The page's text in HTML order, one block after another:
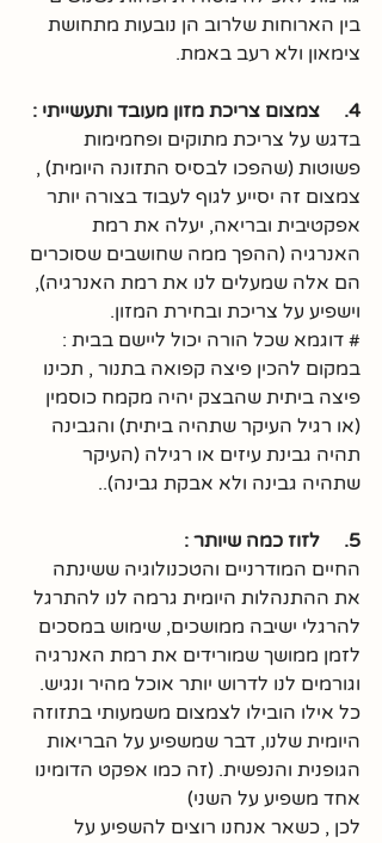
בין הארוחות שלרוב הן נובעות מתחושת
צימאון ולא רעב באמת.
4.     צמצום צריכת מזון מעובד ותעשייתי :
בדגש על צריכת מתוקים ופחמימות
פשוטות (שהפכו לבסיס התזונה היומית) ,
צמצום זה יסייע לגוף לעבוד בצורה יותר
אפקטיבית ובריאה, יעלה את רמת
האנרגיה (ההפך ממה שחושבים שסוכרים
הם אלה שמעלים לנו את רמת האנרגיה),
וישפיע על צריכת ובחירת המזון.
# דוגמא שכל הורה יכול ליישם בבית :
במקום להכין פיצה קפואה בתנור , תכינו
פיצה ביתית שהבצק יהיה מקמח כוסמין
(או רגיל העיקר שתהיה ביתית) והגבינה
תהיה גבינת עיזים או רגילה (העיקר
שתהיה גבינה ולא אבקת גבינה)..
5.     לזוז כמה שיותר :
החיים המודרניים והטכנולוגיה ששינתה
את ההתנהלות היומית גרמה לנו להתרגל
להרגלי ישיבה ממושכים, שימוש במסכים
לזמן ממושך שמורידים את רמת האנרגיה
וגורמים לנו לדרוש יותר אוכל מהיר ונגיש.
כל אילו הובילו לצמצום משמעותי בתזוזה
היומית שלנו, דבר שמשפיע על הבריאות
הגופנית והנפשית. (זה כמו אפקט הדומינו
אחד משפיע על השני)
לכן , כשאר אנחנו רוצים להשפיע על